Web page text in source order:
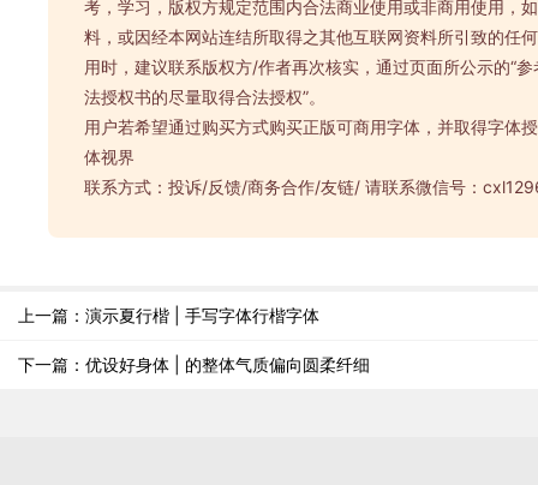
考，学习，版权方规定范围内合法商业使用或非商用使用，
料，或因经本网站连结所取得之其他互联网资料所引致的任
用时，建议联系版权方/作者再次核实，通过页面所公示的“
法授权书的尽量取得合法授权”。
用户若希望通过购买方式购买正版可商用字体，并取得字体
体视界
联系方式：投诉/反馈/商务合作/友链/ 请联系微信号：
上一篇：演示夏行楷 | 手写字体行楷字体
下一篇：优设好身体 | 的整体气质偏向圆柔纤细